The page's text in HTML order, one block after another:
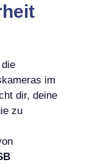
im
dir, deine
zu